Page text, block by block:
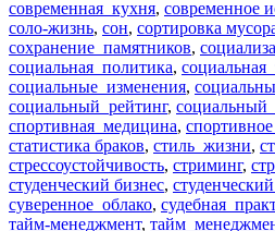
современная_кухня, современное
соло-жизнь, сон, сортировка
сохранение_памятников,
социальная_политика,
социальные_изменения,
социальный_рейтинг,
спортивная_медицина,
статистика браков, стиль_жизни,
стрессоустойчивость, стриминг,
студенческий бизнес,
суверенное_облако,
тайм-менеджмент,